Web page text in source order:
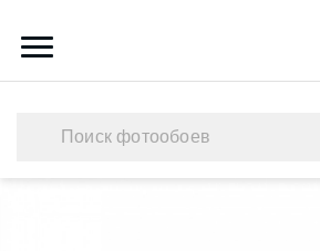
Каталог обоев
Наши работы